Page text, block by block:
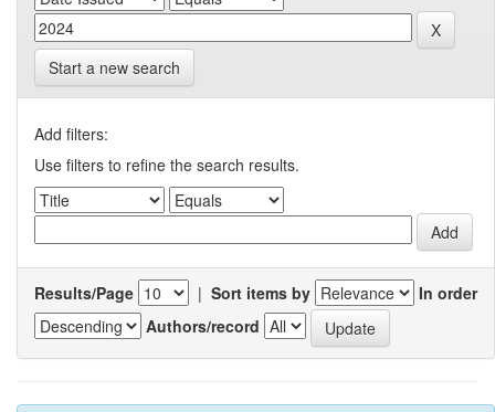
Start a new search
Add filters:
Use filters to refine the search results.
Results/Page | Sort items by
In order
Authors/record